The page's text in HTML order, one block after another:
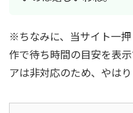
※ちなみに、当サイト一
作で待ち時間の目安を表
アは非対応のため、やは